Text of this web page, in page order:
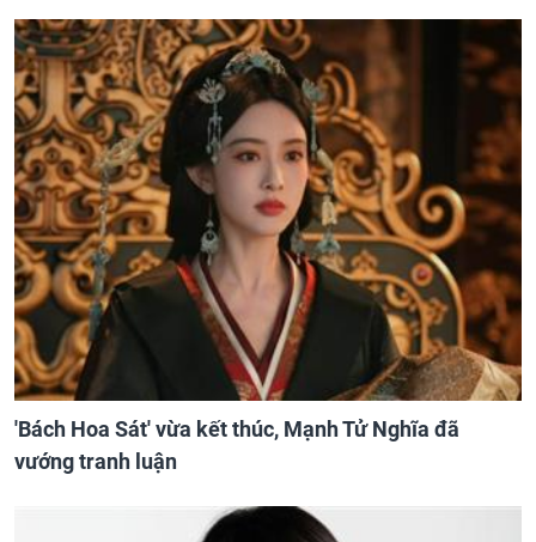
'Bách Hoa Sát' vừa kết thúc, Mạnh Tử Nghĩa đã
vướng tranh luận